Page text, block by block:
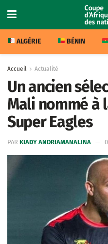
ALGÉRIE BÉNIN
Accueil Actualité
Un ancien
Mali nommé à
Super Eagles
PAR KIADY ANDRIAMANALINA